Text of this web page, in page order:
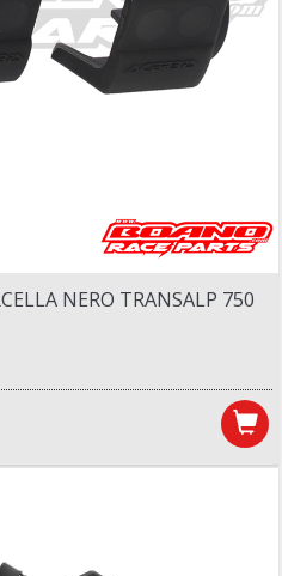
NERO TRANSALP 750